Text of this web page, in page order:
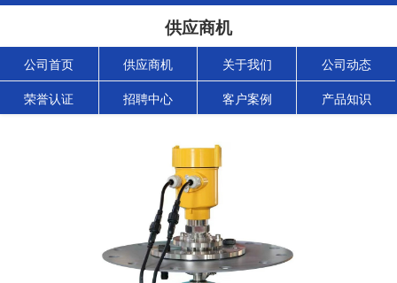
供应商机
公司首页 供应商机 关于我们 公司动态
荣誉认证 招聘中心 客户案例 产品知识